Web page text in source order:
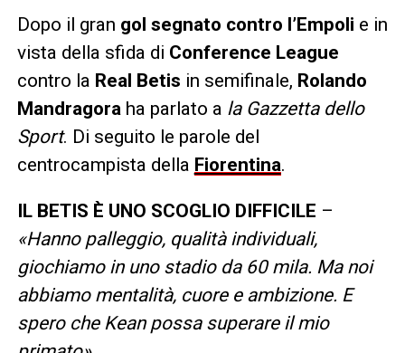
Dopo il gran gol segnato contro l’Empoli e in
vista della sfida di Conference League
contro la Real Betis in semifinale, Rolando
Mandragora ha parlato a la Gazzetta dello
Sport. Di seguito le parole del
centrocampista della Fiorentina.
IL BETIS È UNO SCOGLIO DIFFICILE –
«Hanno palleggio, qualità individuali,
giochiamo in uno stadio da 60 mila. Ma noi
abbiamo mentalità, cuore e ambizione. E
spero che Kean possa superare il mio